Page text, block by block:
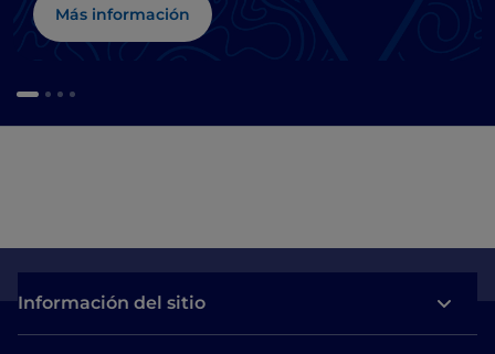
Más información
Información del sitio